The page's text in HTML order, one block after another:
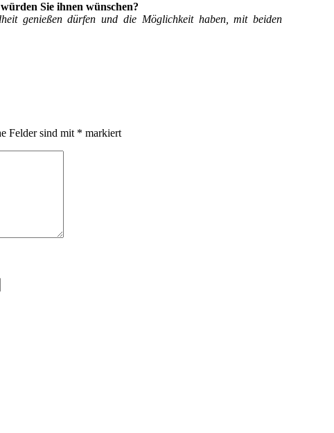
Sie ihnen wünschen?
genießen dürfen und die Möglichkeit haben, mit beiden
Felder sind mit * markiert